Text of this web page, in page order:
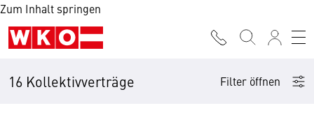
Zum Inhalt springen
16 Kollektivverträge Filter öffnen